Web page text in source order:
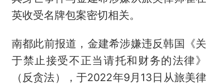
英收受名牌包案密切相关。
南都此前报道，金建希涉嫌违反韩国《关
于禁止接受不正当请托和财务的法律》
（反贪法），于2022年9月13日从旅美律